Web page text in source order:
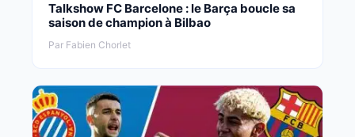
Talkshow FC Barcelone : le Barça boucle sa
saison de champion à Bilbao
Par Fabien Chorlet